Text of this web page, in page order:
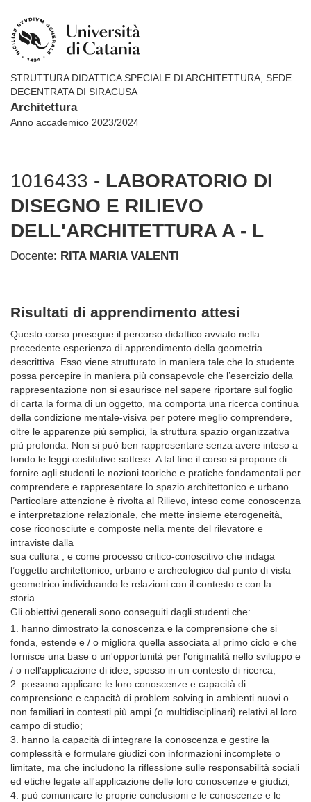
STRUTTURA DIDATTICA SPECIALE DI ARCHITETTURA, SEDE
DECENTRATA DI SIRACUSA
Architettura
Anno accademico 2023/2024
1016433 - LABORATORIO DI
DISEGNO E RILIEVO
DELL'ARCHITETTURA A - L
Docente: RITA MARIA VALENTI
Risultati di apprendimento attesi
Questo corso prosegue il percorso didattico avviato nella
precedente esperienza di apprendimento della geometria
descrittiva. Esso viene strutturato in maniera tale che lo studente
possa percepire in maniera più consapevole che l’esercizio della
rappresentazione non si esaurisce nel sapere riportare sul foglio
di carta la forma di un oggetto, ma comporta una ricerca continua
della condizione mentale-visiva per potere meglio comprendere,
oltre le apparenze più semplici, la struttura spazio organizzativa
più profonda. Non si può ben rappresentare senza avere inteso a
fondo le leggi costitutive sottese. A tal fine il corso si propone di
fornire agli studenti le nozioni teoriche e pratiche fondamentali per
comprendere e rappresentare lo spazio architettonico e urbano.
Particolare attenzione è rivolta al Rilievo, inteso come conoscenza
e interpretazione relazionale, che mette insieme eterogeneità,
cose riconosciute e composte nella mente del rilevatore e
intraviste dalla
sua cultura , e come processo critico-conoscitivo che indaga
l’oggetto architettonico, urbano e archeologico dal punto di vista
geometrico individuando le relazioni con il contesto e con la
storia.
Gli obiettivi generali sono conseguiti dagli studenti che:
1. hanno dimostrato la conoscenza e la comprensione che si
fonda, estende e / o migliora quella associata al primo ciclo e che
fornisce una base o un'opportunità per l'originalità nello sviluppo e
/ o nell'applicazione di idee, spesso in un contesto di ricerca;
2. possono applicare le loro conoscenze e capacità di
comprensione e capacità di problem solving in ambienti nuovi o
non familiari in contesti più ampi (o multidisciplinari) relativi al loro
campo di studio;
3. hanno la capacità di integrare la conoscenza e gestire la
complessità e formulare giudizi con informazioni incomplete o
limitate, ma che includono la riflessione sulle responsabilità sociali
ed etiche legate all'applicazione delle loro conoscenze e giudizi;
4. può comunicare le proprie conclusioni e le conoscenze e le